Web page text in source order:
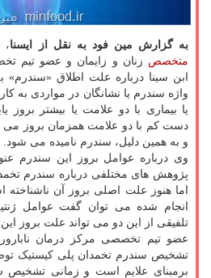
به گزارش مین فود به نقل از ایسنا،
متخصص زنان و زایمان و عضو تیم
ابن سینا درباره علت اطلاق «سندرم»
واژه سندرم یا نشانگان در مواردی به
یا بیماری با دو علامت یا بیشتر بروز
دست کم با دو علامت همزمان بروز می
و به همین دلیل، سندرم نامیده می شود.
وی درباره عوامل بروز این سندرم
پژوهش های مختلفی درباره سندرم
اما هنوز علت اصلی بروز آن
انجام شده می توان گفت عوامل
تلفیقی از این دو می تواند علت بروز
عضو تیم تخصصی مرکز درمان
تشخیص سندرم تخمدان پلی کیستیک
برمبنای علایم است و زمانی تشخیص